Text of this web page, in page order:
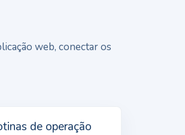
web, conectar os
de operação